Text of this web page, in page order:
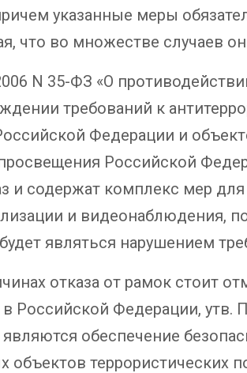
указанные меры
что во множестве случаев
N 35-ФЗ «О
требований к
Федерации и
Российской
и содержат комплекс мер
и
являться нарушением
отказа от рамок стоит
Российской Федерации,
обеспечение
террористических